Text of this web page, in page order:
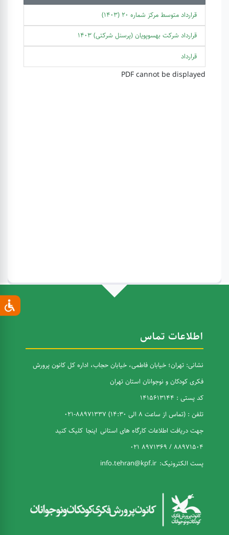
قرارداد متوسط مرکز شماره 20 (1403)
قرارداد شرکت بهسوپویان (پرسنل شرکتی) 1403
قرارداد
PDF cannot be displayed
اطلاعات تماس
نشانی: تهران؛ خیابان فاطمی، خیابان حجاب، اداره کل کانون پرورش
فکری کودکان و نوجوانان استان تهران
کد پستی : 1415613144
تلفن : (تماس از ساعت 8 الی 14:30) 88971337-021
جهت دریافت اطلاعات کارگاه های استانی اینجا کلیک کنید
88971504 / 8971369 021
پست الکترونیک: info.tehran@kpf.ir